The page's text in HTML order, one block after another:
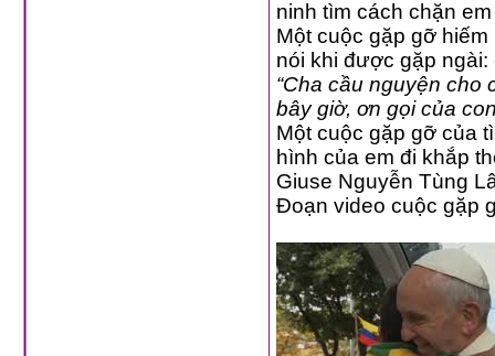
Một cuộc gặp gỡ hiếm
“Cha cầu nguyện
bây giờ, ơn gọi của
Một cuộc gặp gỡ của
hình của em đi khắp
Giuse Nguyễn Tùng
Đoạn video cuộc gặp